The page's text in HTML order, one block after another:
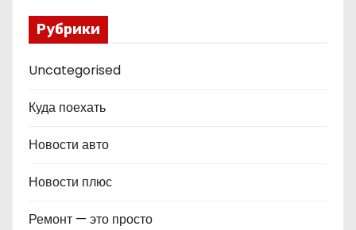
Рубрики
Uncategorised
Куда поехать
Новости авто
Новости плюс
Ремонт — это просто